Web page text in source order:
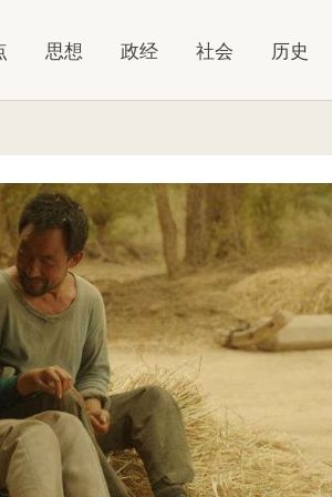
思想 政经 社会 历史